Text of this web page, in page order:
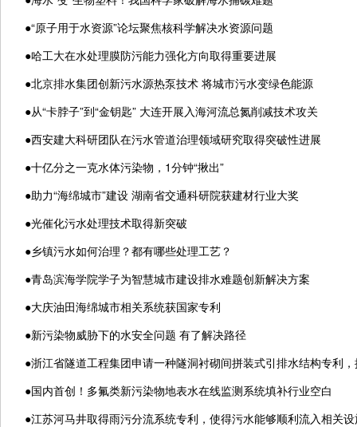
●“原子用于水资源”论坛聚焦核科学解决水资源问题
●哈工大在水处理膜防污能力强化方向取得重要进展
●北京排水集团创新污水源热泵技术 将城市污水变绿色能源
●从“卡脖子”到“金钥匙” 大连开展入海河流总氮削减技术攻关
●西安建大科研团队在污水管道治理领域研究取得突破性进展
●十亿分之一克水体污染物，1分钟“揪出”
●助力“海绵城市”建设 湖南省交通科研院获建材行业大奖
●光催化污水处理技术取得新突破
●乡镇污水如何治理？都有哪些处理工艺？
●青岛滨海学院学子为智慧城市建设排水难题创新解决方案
●大庆油田海绵城市相关系统获国家专利
●新污染物威胁下的水安全问题 有了解决路径
●浙江省隧道工程集团申请一种隧洞衬砌间拼装式引排水结构专利
●国内首创！多氟类新污染物地表水在线监测系统填补行业空白
●江苏河马井取得雨污分流系统专利，使得污水能够顺利流入相关